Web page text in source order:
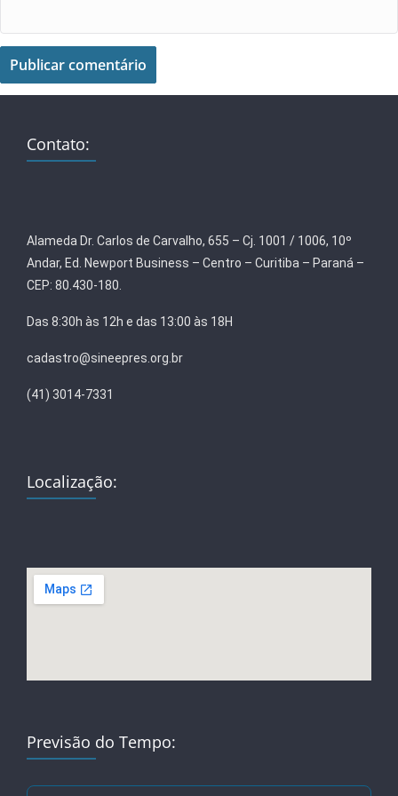
Contato:
Alameda Dr. Carlos de Carvalho, 655 – Cj. 1001 / 1006, 10º
Andar, Ed. Newport Business – Centro – Curitiba – Paraná –
CEP: 80.430-180.
Das 8:30h às 12h e das 13:00 às 18H
cadastro@sineepres.org.br
(41) 3014-7331
Localização:
Previsão do Tempo: